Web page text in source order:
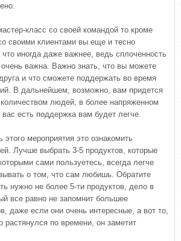
класс со своей командой то кроме
своими клиентами вы еще и тесно
иногда даже важнее, ведь сплоченность
важна. Важно знать, что вы можете
и что сможете поддержать во время
В дальнейшем, возможно, вам придется
людей, в более напряженном
есть поддержка вам будет легче.
мероприятия это ознакомить
Лучше выбрать 3-5 продуктов, которые
сами пользуетесь, всегда легче
о том, что сам любишь. Обратите
нужно не более 5-ти продуктов, дело в
все равно не запомнит большее
даже если они очень интересные, а вот то,
растянулся по времени, он заметит